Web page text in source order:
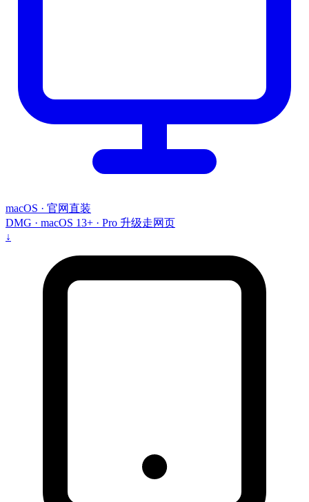
macOS · 官网直装
DMG · macOS 13+ · Pro 升级走网页
↓